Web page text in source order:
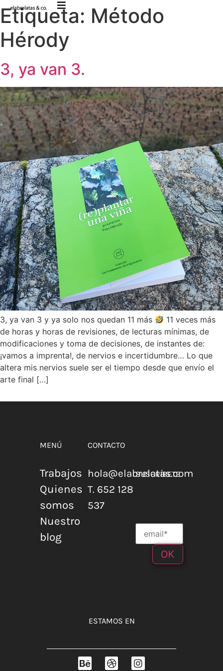
Etiqueta: Método
Hérody
3, ya van 3.
3, ya van 3 y ya solo nos quedan 11 más
11 veces más
de horas y horas de revisiones, de lecturas mínimas, de
modificaciones y toma de decisiones, de instantes de:
¡vamos a imprenta!, de nervios e incertidumbre… Lo que
altera mis nervios suele ser el tiempo desde que envío el
arte final […]
MENÚ
Trabajos
Quienes
somos
Nuestro
blog
CONTACTO
hola@elabrelatas.com
T. 652 128
537
SUSCRÍBETE
ESTAMOS EN